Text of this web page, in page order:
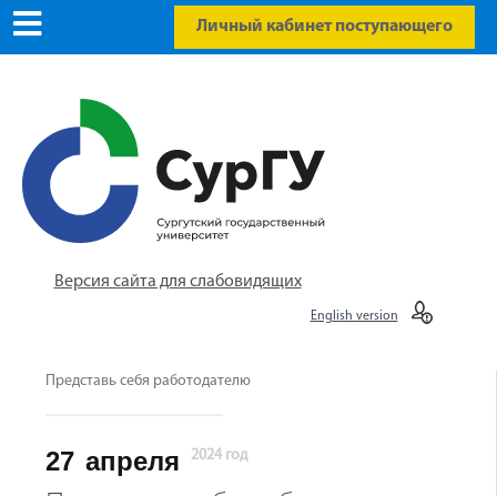
Личный кабинет поступающего
Версия сайта для слабовидящих
English version
Представь себя работодателю
27 апреля 2024 год